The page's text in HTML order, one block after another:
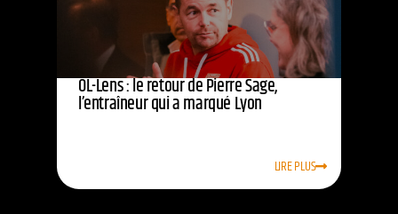
OL-Lens : le retour de Pierre Sage,
l’entraîneur qui a marqué Lyon
LIRE PLUS